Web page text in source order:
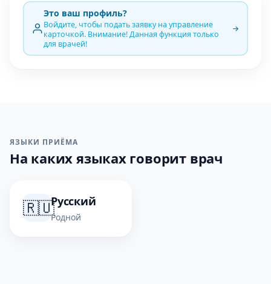
Это ваш профиль?
Войдите, чтобы подать заявку на управление
карточкой. Внимание! Данная функция только
для врачей!
ЯЗЫКИ ПРИЁМА
На каких языках говорит врач
🇷🇺Русский
Родной